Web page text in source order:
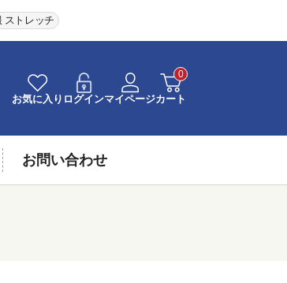
ストレッチ
お気に入り ログインマイページカート
0
お問い合わせ